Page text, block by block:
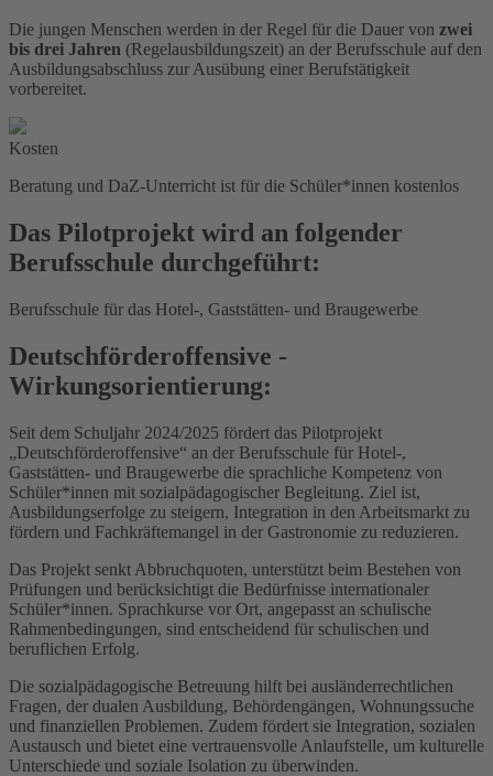
Die jungen Menschen werden in der Regel für die Dauer von zwei
bis drei Jahren (Regelausbildungszeit) an der Berufsschule auf den
Ausbildungsabschluss zur Ausübung einer Berufstätigkeit
vorbereitet.
Kosten
Beratung und DaZ-Unterricht ist für die Schüler*innen kostenlos
Das Pilotprojekt wird an folgender
Berufsschule durchgeführt:
Berufsschule für das Hotel-, Gaststätten- und Braugewerbe
Deutschförderoffensive -
Wirkungsorientierung:
Seit dem Schuljahr 2024/2025 fördert das Pilotprojekt
„Deutschförderoffensive“ an der Berufsschule für Hotel-,
Gaststätten- und Braugewerbe die sprachliche Kompetenz von
Schüler*innen mit sozialpädagogischer Begleitung. Ziel ist,
Ausbildungserfolge zu steigern, Integration in den Arbeitsmarkt zu
fördern und Fachkräftemangel in der Gastronomie zu reduzieren.
Das Projekt senkt Abbruchquoten, unterstützt beim Bestehen von
Prüfungen und berücksichtigt die Bedürfnisse internationaler
Schüler*innen. Sprachkurse vor Ort, angepasst an schulische
Rahmenbedingungen, sind entscheidend für schulischen und
beruflichen Erfolg.
Die sozialpädagogische Betreuung hilft bei ausländerrechtlichen
Fragen, der dualen Ausbildung, Behördengängen, Wohnungssuche
und finanziellen Problemen. Zudem fördert sie Integration, sozialen
Austausch und bietet eine vertrauensvolle Anlaufstelle, um kulturelle
Unterschiede und soziale Isolation zu überwinden.